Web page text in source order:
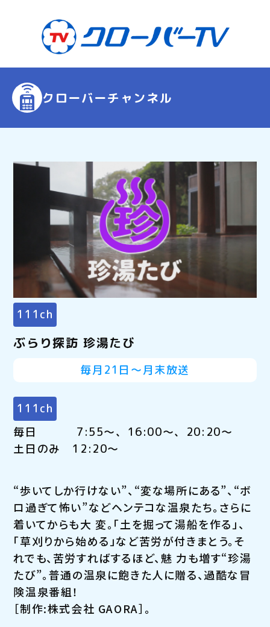
クローバーチャンネル
111ch
ぶらり探訪 珍湯たび
毎月21日～月末放送
111ch
毎日 7:55～、16:00～、20:20～
土日のみ 12:20～
“歩いてしか行けない”、“変な場所にある”、“ボ
ロ過ぎて怖い”などヘンテコな温泉たち。さらに
着いてからも大 変。「土を掘って湯船を作る」、
「草刈りから始める」など苦労が付きまとう。そ
れでも、苦労すればするほど、魅 力も増す“珍湯
たび”。普通の温泉に飽きた人に贈る、過酷な冒
険温泉番組！
［制作:株式会社 GAORA］。